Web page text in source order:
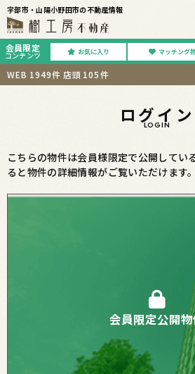
宇部市・山陽小野田市の不動産情報
会員限定
コンテンツ お気に入り マッチング
WEB 1949件 店頭 105件
ログイン
LOGIN
こちらの物件は会員様限定で公開してい
ると物件の詳細情報がご覧いただけます。
会員限定公開